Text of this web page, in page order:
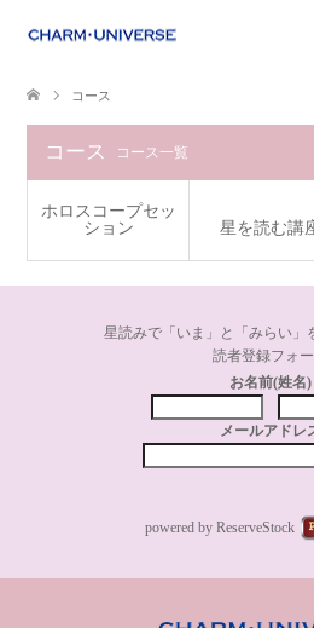
コース
コース コース一覧
ホロスコープセッ
ション
星を読む講
星読みで「いま」と「みらい」
読者登録フォ
お名前(姓名)
メールアドレ
powered by ReserveStock